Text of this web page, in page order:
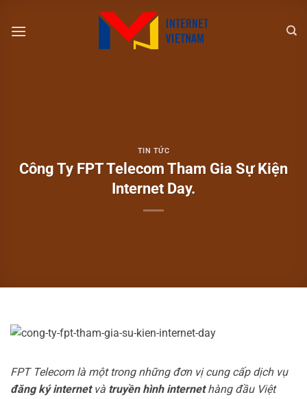
đến
TIN TỨC
Công Ty FPT Telecom Tham Gia Sự Kiện
Internet Day.
FPT Telecom là một trong những đơn vị cung cấp dịch vụ
đăng ký internetvà truyền hình internethàng đầu Việt